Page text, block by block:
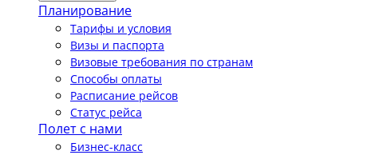
Планирование
Тарифы и условия
Визы и паспорта
Визовые требования по странам
Способы оплаты
Расписание рейсов
Статус рейса
Полет с нами
Бизнес-класс